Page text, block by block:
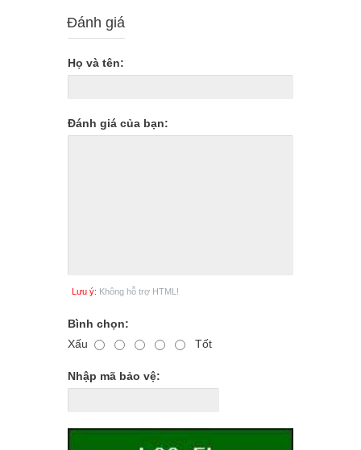
Đánh giá
Họ và tên:
Đánh giá của bạn:
Lưu ý: Không hỗ trợ HTML!
Bình chọn:
Xấu
Tốt
Nhập mã bảo vệ: